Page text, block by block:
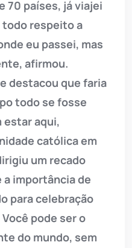
70 países, já viajei
respeito a
eu passei, mas
afirmou.
destacou que faria
todo se fosse
aqui,
católica em
um recado
importância de
para celebração
pode ser o
do mundo, sem